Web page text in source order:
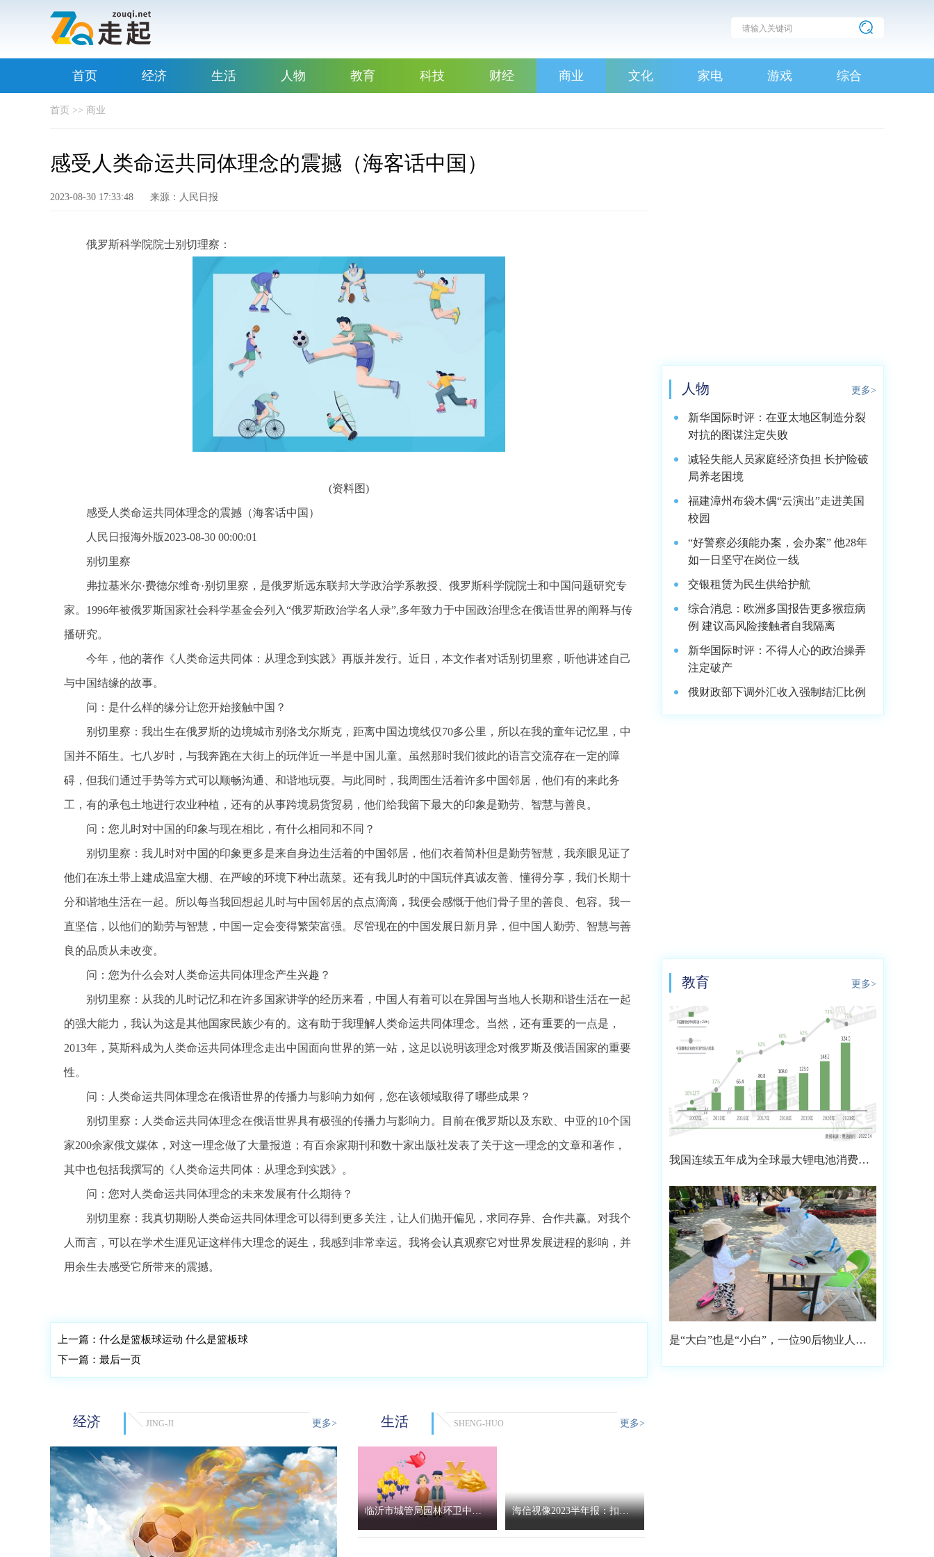
首页 经济 生活 人物 教育 科技 财经 商业 文化 家电 游戏 综合
首页 >> 商业
感受人类命运共同体理念的震撼（海客话中国）
2023-08-30 17:33:48 来源：人民日报
俄罗斯科学院院士别切理察：
(资料图)
感受人类命运共同体理念的震撼（海客话中国）
人民日报海外版2023-08-30 00:00:01
别切里察
弗拉基米尔·费德尔维奇·别切里察，是俄罗斯远东联邦大学政治学系教授、俄罗斯科学院院士和中国问题研究专
家。1996年被俄罗斯国家社会科学基金会列入“俄罗斯政治学名人录”,多年致力于中国政治理念在俄语世界的阐释与传
播研究。
今年，他的著作《人类命运共同体：从理念到实践》再版并发行。近日，本文作者对话别切里察，听他讲述自己
与中国结缘的故事。
问：是什么样的缘分让您开始接触中国？
别切里察：我出生在俄罗斯的边境城市别洛戈尔斯克，距离中国边境线仅70多公里，所以在我的童年记忆里，中
国并不陌生。七八岁时，与我奔跑在大街上的玩伴近一半是中国儿童。虽然那时我们彼此的语言交流存在一定的障
碍，但我们通过手势等方式可以顺畅沟通、和谐地玩耍。与此同时，我周围生活着许多中国邻居，他们有的来此务
工，有的承包土地进行农业种植，还有的从事跨境易货贸易，他们给我留下最大的印象是勤劳、智慧与善良。
问：您儿时对中国的印象与现在相比，有什么相同和不同？
别切里察：我儿时对中国的印象更多是来自身边生活着的中国邻居，他们衣着简朴但是勤劳智慧，我亲眼见证了
他们在冻土带上建成温室大棚、在严峻的环境下种出蔬菜。还有我儿时的中国玩伴真诚友善、懂得分享，我们长期十
分和谐地生活在一起。所以每当我回想起儿时与中国邻居的点点滴滴，我便会感慨于他们骨子里的善良、包容。我一
直坚信，以他们的勤劳与智慧，中国一定会变得繁荣富强。尽管现在的中国发展日新月异，但中国人勤劳、智慧与善
良的品质从未改变。
问：您为什么会对人类命运共同体理念产生兴趣？
别切里察：从我的儿时记忆和在许多国家讲学的经历来看，中国人有着可以在异国与当地人长期和谐生活在一起
的强大能力，我认为这是其他国家民族少有的。这有助于我理解人类命运共同体理念。当然，还有重要的一点是，
2013年，莫斯科成为人类命运共同体理念走出中国面向世界的第一站，这足以说明该理念对俄罗斯及俄语国家的重要
性。
问：人类命运共同体理念在俄语世界的传播力与影响力如何，您在该领域取得了哪些成果？
别切里察：人类命运共同体理念在俄语世界具有极强的传播力与影响力。目前在俄罗斯以及东欧、中亚的10个国
家200余家俄文媒体，对这一理念做了大量报道；有百余家期刊和数十家出版社发表了关于这一理念的文章和著作，
其中也包括我撰写的《人类命运共同体：从理念到实践》。
问：您对人类命运共同体理念的未来发展有什么期待？
别切里察：我真切期盼人类命运共同体理念可以得到更多关注，让人们抛开偏见，求同存异、合作共赢。对我个
人而言，可以在学术生涯见证这样伟大理念的诞生，我感到非常幸运。我将会认真观察它对世界发展进程的影响，并
用余生去感受它所带来的震撼。
上一篇： 什么是篮板球运动 什么是篮板球
下一篇： 最后一页
经济 JING-JI 更多> 生活 SHENG-HUO 更多>
临沂市城管局园林环卫中心 海信视像2023半年报：扣非
人物 更多>
新华国际时评：在亚太地区制造分裂
对抗的图谋注定失败
减轻失能人员家庭经济负担 长护险破
局养老困境
福建漳州布袋木偶“云演出”走进美国
校园
“好警察必须能办案，会办案” 他28年
如一日坚守在岗位一线
交银租赁为民生供给护航
综合消息：欧洲多国报告更多猴痘病
例 建议高风险接触者自我隔离
新华国际时评：不得人心的政治操弄
注定破产
俄财政部下调外汇收入强制结汇比例
教育 更多>
我国连续五年成为全球最大锂电池消费市
场 2021年市场占比约达59.4%
是“大白”也是“小白”，一位90后物业人的